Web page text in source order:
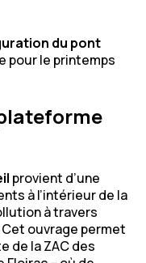
du pont
pour le printemps
provient d’une
à l’intérieur de la
à travers
Cet ouvrage permet
de la ZAC des